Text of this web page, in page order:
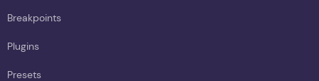
Breakpoints
Plugins
Presets